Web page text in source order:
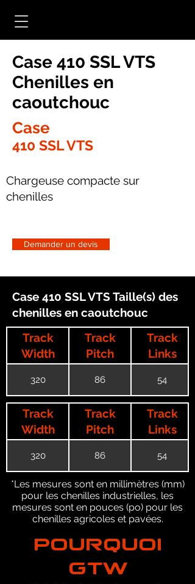
Case 410 SSL VTS
Chenilles en
caoutchouc
Case
410 SSL VTS
Chargeuse compacte sur
chenilles
Demander un devis
Case 410 SSL VTS Taille(s) des
chenilles en caoutchouc
Track
Width
Track
Pitch
Track
Links
320 86 54
Track
Width
Track
Pitch
Track
Links
320 86 54
*Les mesures sont en millimètres (mm)
pour les chenilles industrielles, les
mesures sont en pouces (po) pour les
chenilles agricoles et pavées.
POURQUOI
GTW